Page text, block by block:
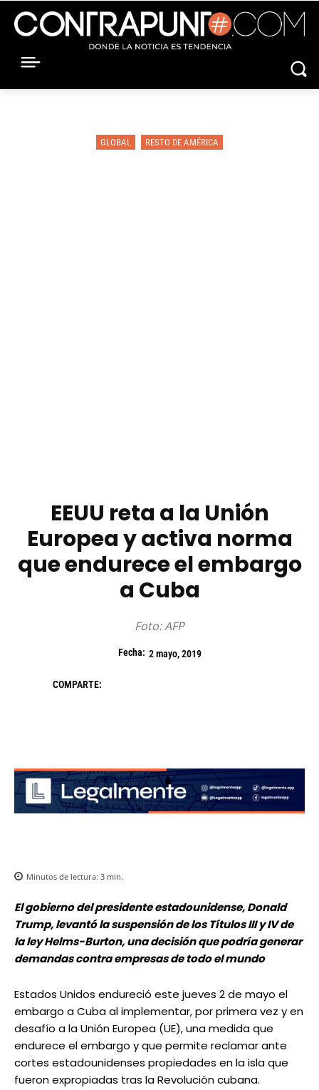
GLOBAL RESTO DE AMÉRICA
EEUU reta a la Unión
Europea y activa norma
que endurece el embargo
a Cuba
Foto: AFP
Fecha: 2 mayo, 2019
COMPARTE:
Minutos de lectura: 3 min.
El gobierno del presidente estadounidense, Donald
Trump, levantó la suspensión de los Títulos III y IV de
la ley Helms-Burton, una decisión que podría generar
demandas contra empresas de todo el mundo
Estados Unidos endureció este jueves 2 de mayo el
embargo a Cuba al implementar, por primera vez y en
desafío a la Unión Europea (UE), una medida que
endurece el embargo y que permite reclamar ante
cortes estadounidenses propiedades en la isla que
fueron expropiadas tras la Revolución cubana.